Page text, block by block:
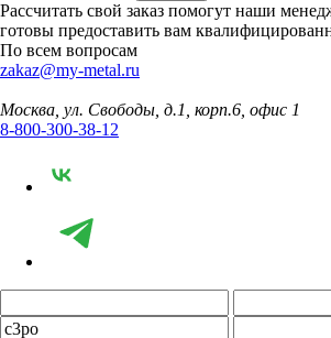
Рассчитать свой заказ помогут наши
готовы предоставить вам
По всем вопросам
zakaz@my-metal.ru
Москва, ул. Свободы, д.1, корп.6, офис 1
8-800-300-38-12